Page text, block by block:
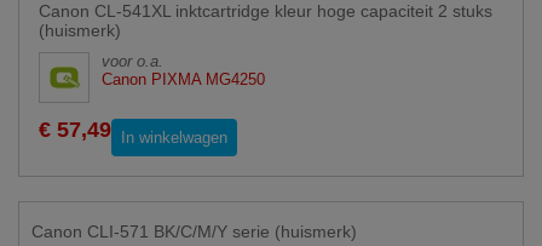
Canon CL-541XL inktcartridge kleur hoge capaciteit 2 stuks
(huismerk)
voor o.a.
Canon PIXMA MG4250
€ 57,49 In winkelwagen
Canon CLI-571 BK/C/M/Y serie (huismerk)